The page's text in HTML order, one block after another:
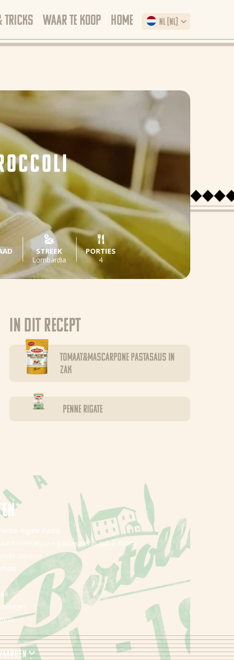
TRICKS WAAR TE KOOP HOME NL (NL)
STREEK
Lombardia
PORTIES
4
In dit recept
Tomaat&Mascarpone pastasaus in
zak
Penne Rigate
Rigate Pasta
pastasaus in zak à 460ml
classico